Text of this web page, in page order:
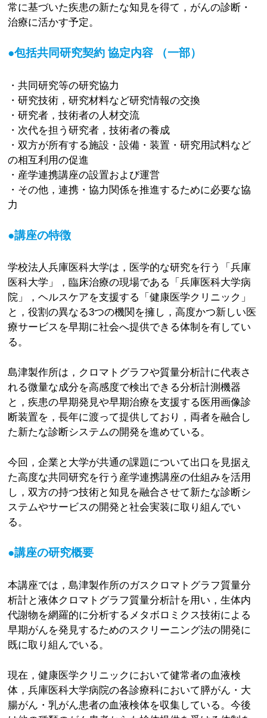
常に基づいた疾患の新たな知見を得て，がんの診断・
治療に活かす予定。
●包括共同研究契約 協定内容 （一部）
・共同研究等の研究協力
・研究技術，研究材料など研究情報の交換
・研究者，技術者の人材交流
・次代を担う研究者，技術者の養成
・双方が所有する施設・設備・装置・研究用試料など
の相互利用の促進
・産学連携講座の設置および運営
・その他，連携・協力関係を推進するために必要な協
力
●講座の特徴
学校法人兵庫医科大学は，医学的な研究を行う「兵庫
医科大学」，臨床治療の現場である「兵庫医科大学病
院」，ヘルスケアを支援する「健康医学クリニック」
と，役割の異なる3つの機関を擁し，高度かつ新しい医
療サービスを早期に社会へ提供できる体制を有してい
る。
島津製作所は，クロマトグラフや質量分析計に代表さ
れる微量な成分を高感度で検出できる分析計測機器
と，疾患の早期発見や早期治療を支援する医用画像診
断装置を，長年に渡って提供しており，両者を融合し
た新たな診断システムの開発を進めている。
今回，企業と大学が共通の課題について出口を見据え
た高度な共同研究を行う産学連携講座の仕組みを活用
し，双方の持つ技術と知見を融合させて新たな診断シ
ステムやサービスの開発と社会実装に取り組んでい
る。
●講座の研究概要
本講座では，島津製作所のガスクロマトグラフ質量分
析計と液体クロマトグラフ質量分析計を用い，生体内
代謝物を網羅的に分析するメタボロミクス技術による
早期がんを発見するためのスクリーニング法の開発に
既に取り組んでいる。
現在，健康医学クリニックにおいて健常者の血液検
体，兵庫医科大学病院の各診療科において膵がん・大
腸がん・乳がん患者の血液検体を収集している。今後